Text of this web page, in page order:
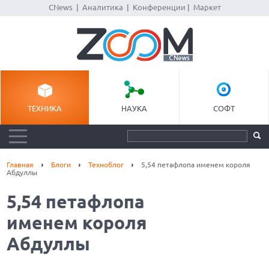
CNews| Аналитика Конференции Маркет
ТЕХНИКА НАУКА СОФТ
Главная Блоги Техноблог
5,54 петафлопа именем короля
Абдуллы
5,54 петафлопа
именем короля
Абдуллы